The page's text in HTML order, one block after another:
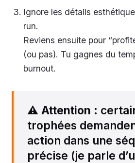
Ignore les détails
run.
Reviens ensuite pour
(ou pas). Tu gagnes du
burnout.
⚠️ Attention :
trophées
action dans une
précise (je parle